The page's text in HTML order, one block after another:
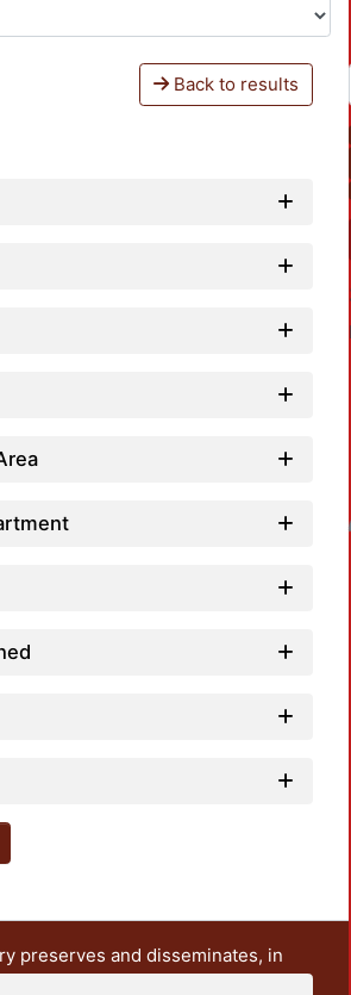
Back to results
preserves and disseminates, in
access, the teaching and research